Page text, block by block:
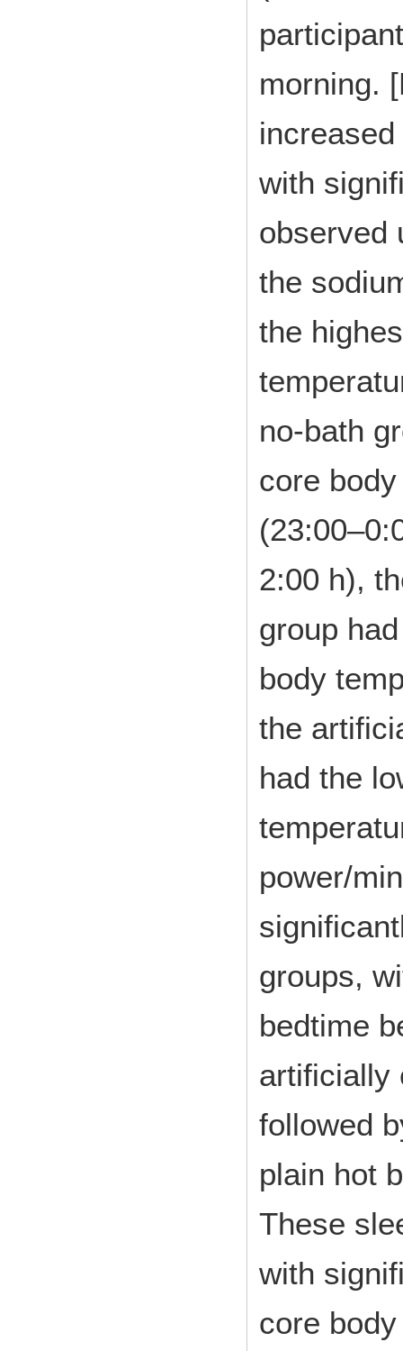
morning.
with
observed
the
the
no-bath
core
2:00 h),
group
body
the
had the
power/
groups,
bedtime
artificially
followed
plain hot
These
with
core